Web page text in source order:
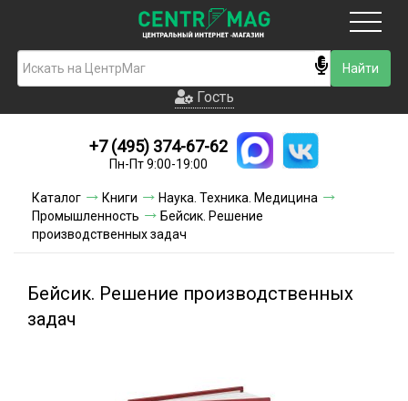
Гость
Новинки
Условия доставки
Условия оплаты
Гость
+7 (495) 374-67-62
Пн-Пт 9:00-19:00
Каталог Книги
Наука. Техника. Медицина
Промышленность
Бейсик. Решение
производственных задач
Бейсик. Решение производственных
задач